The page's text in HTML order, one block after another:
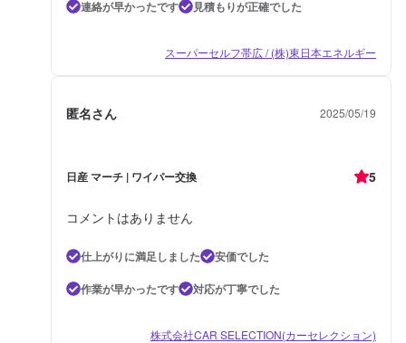
連絡が早かったです
見積もりが正確でした
スーパーセルフ帯広 / (株)東日本エネルギー
匿名さん 2025/05/19
日産 マーチ | ワイパー交換 5
コメントはありません
仕上がりに満足しました
安価でした
作業が早かったです
対応が丁寧でした
株式会社CAR SELECTION(カーセレクション)